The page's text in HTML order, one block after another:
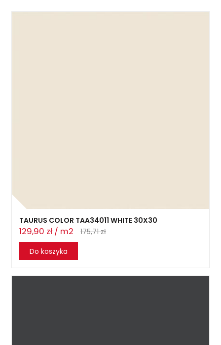
TAURUS COLOR TAA34011 WHITE 30X30
129,90 zł / m2
175,71 zł
Do koszyka